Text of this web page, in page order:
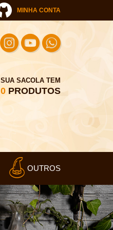
MINHA CONTA
SUA SACOLA TEM
0PRODUTOS
OUTROS